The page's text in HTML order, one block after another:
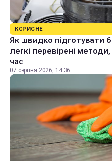
КОРИСНЕ
Як швидко підготувати
легкі перевірені
час
07 серпня 2026, 14:36